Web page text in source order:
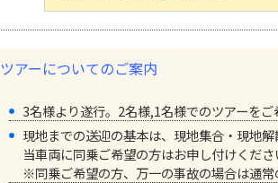
ツアーについてのご案内
3名様より遂行。2名様,1名様でのツアーを
現地までの送迎の基本は、現地集合・現地解
当車両に同乗ご希望の方はお申し付けくださ
※同乗ご希望の方、万一の事故の場合は通常